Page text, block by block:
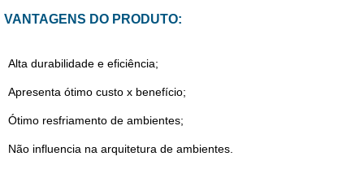
VANTAGENS DO PRODUTO:
Alta durabilidade e eficiência;
Apresenta ótimo custo x benefício;
Ótimo resfriamento de ambientes;
Não influencia na arquitetura de ambientes.